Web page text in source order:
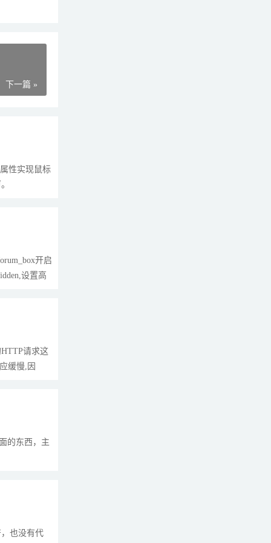
下一篇 »
性实现鼠标
开启
设置高
请求这
缓慢,因
的东西，主
也没有代